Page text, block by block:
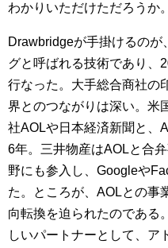
わかりいただけただろうか。
Drawbridgeが手掛けるの
グと呼ばれる技術であり、
行なった。大手総合商社の
界とのつながりは深い。米
社AOLや日本経済新聞と、
6年。三井物産はAOLと合
野にも参入し、Googleや
た。ところが、AOLとの事
向転換を迫られたのである
しいパートナーとして、ア